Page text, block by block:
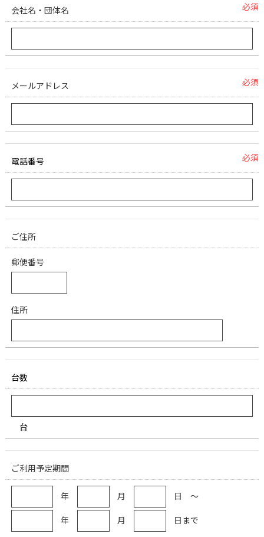
会社名・団体名 必須
メールアドレス 必須
電話番号 必須
ご住所
郵便番号
住所
台数
台
ご利用予定期間
年 月 日 ～
年 月 日まで